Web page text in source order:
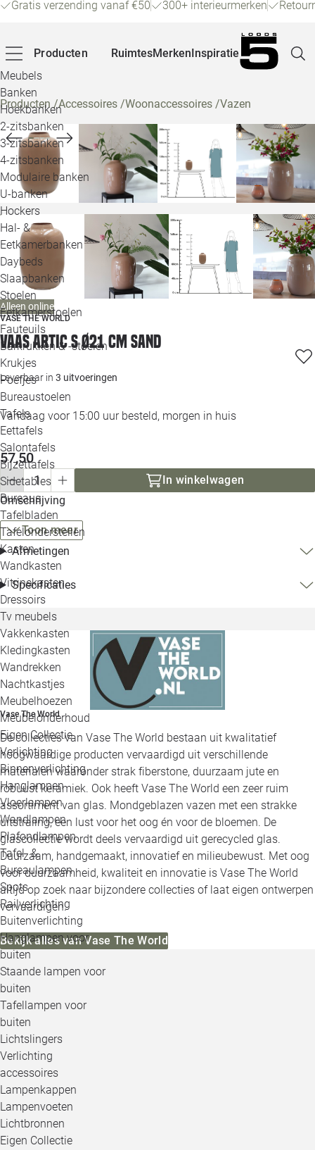
Gratis verzending vanaf €50 300+ interieurmerken
Producten
Meubels
Banken
Hoekbanken
2-zitsbanken
3-zitsbanken
4-zitsbanken
Modulaire banken
U-banken
Hockers
Hal- &
Eetkamerbanken
Daybeds
Slaapbanken
Stoelen
Eetkamerstoelen
Fauteuils
Barkrukken & -stoelen
Krukjes
Poefjes
Bureaustoelen
Tafels
Eettafels
Salontafels
Bijzettafels
Sidetables
Bureaus
Tafelbladen
Tafelonderstellen
Kasten
Wandkasten
Vitrinekasten
Dressoirs
Tv meubels
Vakkenkasten
Kledingkasten
Wandrekken
Nachtkastjes
Meubelhoezen
Meubelonderhoud
Eigen Collectie
Verlichting
Binnenverlichting
Hanglampen
Vloerlampen
Wandlampen
Plafondlampen
Tafel- &
Bureaulampen
Spots
Railverlichting
Buitenverlichting
Hanglampen voor
buiten
Staande lampen voor
buiten
Tafellampen voor
buiten
Lichtslingers
Verlichting
accessoires
Lampenkappen
Lampenvoeten
Lichtbronnen
Eigen Collectie
RuimtesMerkenInspiratie
Producten/Accessoires /Woonaccessoires /Vazen
Alleen online
VASE THE WORLD
Vaas Artic S Ø21 cm sand
Leverbaar in 3 uitvoeringen
Vandaag voor 15:00 uur besteld, morgen in huis
57,50
In winkelwagen
Omschrijving
Toon meer
Afmetingen
Specificaties
Vase The World
De collecties van Vase The World bestaan uit kwalitatief
hoogwaardige producten vervaardigd uit verschillende
materialen waaronder strak fiberstone, duurzaam jute en
robuust keramiek. Ook heeft Vase The World een zeer ruim
assortiment van glas. Mondgeblazen vazen met een strakke
uitstraling, een lust voor het oog én voor de bloemen. De
glascollectie wordt deels vervaardigd uit gerecycled glas.
Duurzaam, handgemaakt, innovatief en milieubewust. Met oog
voor duurzaamheid, kwaliteit en innovatie is Vase The World
altijd op zoek naar bijzondere collecties of laat eigen ontwerpen
vervaardigen.
Bekijk alles van Vase The World